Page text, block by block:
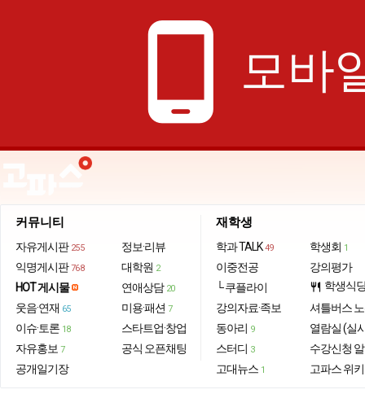
phone_android 모바
커뮤니티
자유게시판 255
익명게시판 768
HOT 게시물
웃음·연재 65
이슈·토론 18
자유홍보 7
공개일기장
정보·리뷰
대학원 2
연애상담 20
미용·패션 7
스타트업·창업
공식 오픈채팅
재학생
학과 TALK 49
이중전공
└ 쿠플라이
강의자료·족보
동아리 9
스터디 3
고대뉴스 1
학생회 1
강의평가
restaurant 학생식
셔틀버스
열람실 (실
수강신청
고파스 위키